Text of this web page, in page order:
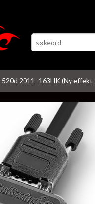
520d 2011- 163HK (Ny effekt